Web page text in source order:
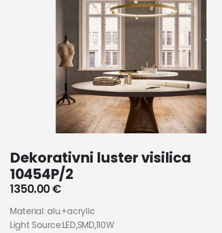
Dekorativni luster visilica
10454P/2
1350.00€
Material: alu.+acrylic
Light Source:LED,SMD,110W